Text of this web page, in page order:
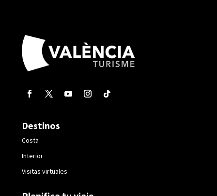
Destinos
Costa
Interior
Visitas virtuales